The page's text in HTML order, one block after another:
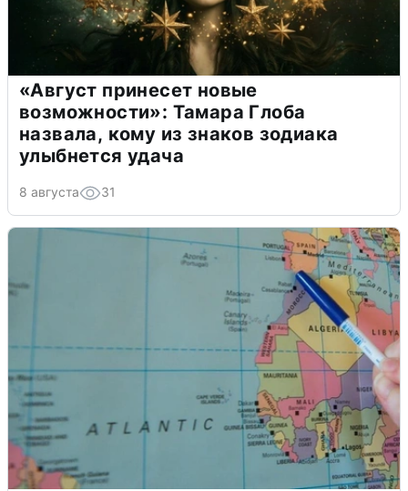
«Август принесет новые
возможности»: Тамара Глоба
назвала, кому из знаков зодиака
улыбнется удача
8 августа 31